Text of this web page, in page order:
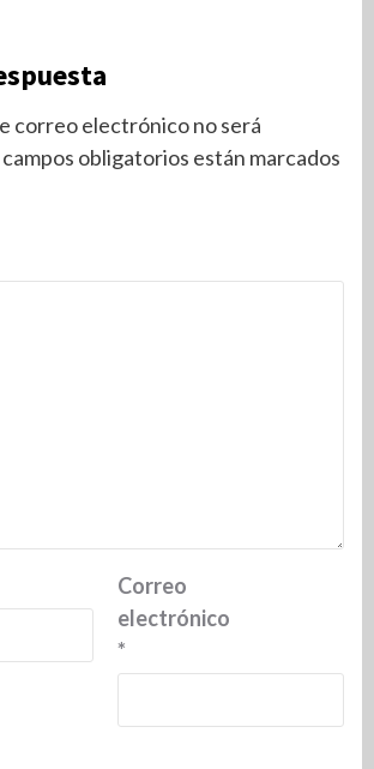
correo electrónico no será
campos obligatorios están marcados
Correo
electrónico
*